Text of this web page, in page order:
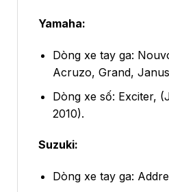
Yamaha:
Dòng xe tay ga:
Acruzo, Grand,
Dòng xe số: Exciter,
2010).
Suzuki:
Dòng xe tay ga: